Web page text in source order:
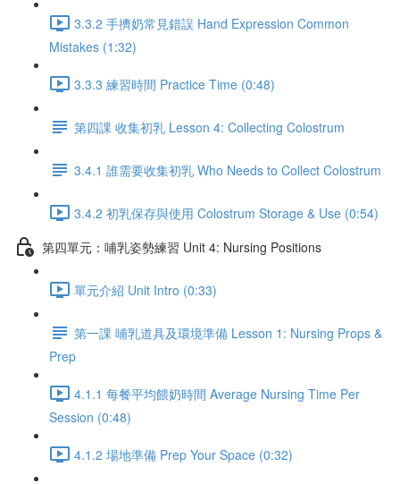
3.3.2 手擠奶常見錯誤 Hand Expression Common
Mistakes (1:32)
3.3.3 練習時間 Practice Time (0:48)
第四課 收集初乳 Lesson 4: Collecting Colostrum
3.4.1 誰需要收集初乳 Who Needs to Collect Colostrum
3.4.2 初乳保存與使用 Colostrum Storage & Use (0:54)
第四單元：哺乳姿勢練習 Unit 4: Nursing Positions
單元介紹 Unit Intro (0:33)
第一課 哺乳道具及環境準備 Lesson 1: Nursing Props &
Prep
4.1.1 每餐平均餵奶時間 Average Nursing Time Per
Session (0:48)
4.1.2 場地準備 Prep Your Space (0:32)